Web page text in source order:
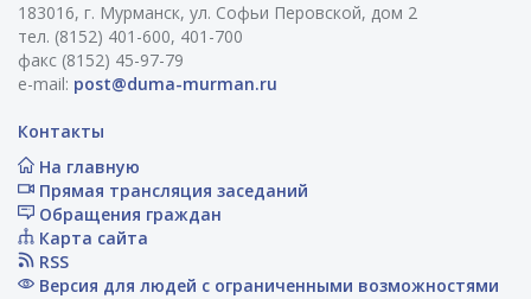
183016, г. Мурманск, ул. Софьи Перовской, дом 2
тел. (8152) 401-600, 401-700
факс (8152) 45-97-79
e-mail: post@duma-murman.ru
Контакты
На главную
Прямая трансляция заседаний
Обращения граждан
Карта сайта
RSS
Версия для людей с ограниченными возможностями